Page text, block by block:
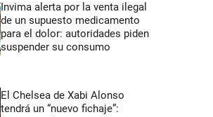
Invima alerta por la venta ilegal
de un supuesto medicamento
para el dolor: autoridades piden
suspender su consumo
El Chelsea de Xabi Alonso
tendrá un “nuevo fichaje”: